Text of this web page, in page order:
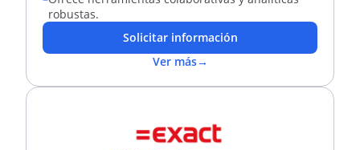
robustas.
Solicitar información
Ver más→